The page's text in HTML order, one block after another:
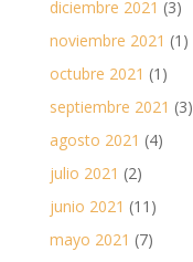
diciembre 2021 (3)
noviembre 2021 (1)
octubre 2021 (1)
septiembre 2021 (3)
agosto 2021 (4)
julio 2021 (2)
junio 2021 (11)
mayo 2021 (7)